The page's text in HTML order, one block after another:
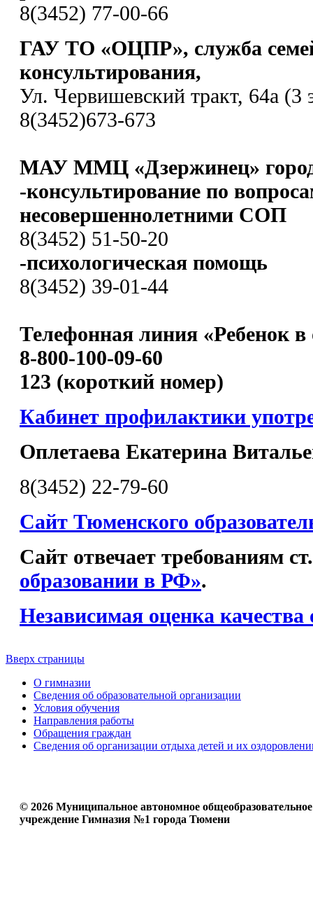
8(3452) 77-00-66
ГАУ ТО «ОЦПР», служба
консультирования,
Ул. Червишевский тракт, 64а (3
8(3452)673-673
МАУ ММЦ «Дзержинец»
-консультирование по
несовершеннолетними СОП
8(3452) 51-50-20
-психологическая помощь
8(3452) 39-01-44
Телефонная линия «Ребенок в
8-800-100-09-60
123 (короткий номер)
Кабинет профилактики
Оплетаева Екатерина
8(3452) 22-79-60
Сайт Тюменского
Сайт отвечает требованиям
образовании в РФ».
Независимая оценка качества
Вверх страницы
О гимназии
Сведения об образовательной организации
Условия обучения
Направления работы
Обращения граждан
Сведения об организации отдыха детей и их
© 2026 Муниципальное автономное общеобразовательное
учреждение Гимназия №1 города Тюмени